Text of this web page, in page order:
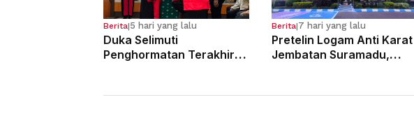
Berita|5 hari yang lalu
Duka Selimuti
Penghormatan Terakhir
Berita|7 hari yang lalu
Pretelin Logam Anti Karat
Jembatan Suramadu,